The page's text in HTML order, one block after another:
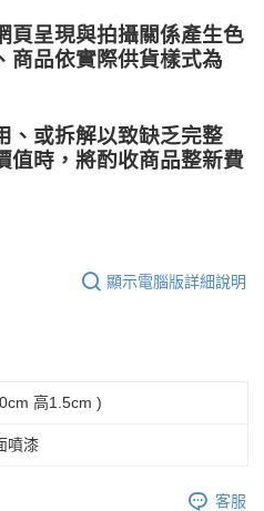
頁呈現與拍攝關係產生色
商品依實際供貨樣式為
、或拆解以致缺乏完整
值時，將酌收商品整﻿新費
顯示電腦版詳細說明
高1.5cm )
噴漆
客服